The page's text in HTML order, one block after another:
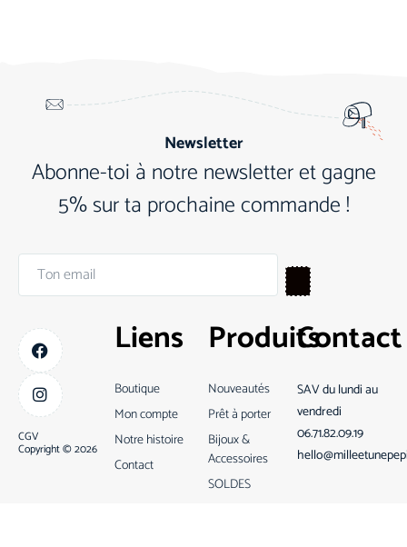
Newsletter
Abonne-toi à notre newsletter et gagne
5% sur ta prochaine commande !
CGV
Copyright © 2026
Liens
Boutique
Mon compte
Notre histoire
Contact
Produits
Nouveautés
Prêt à porter
Bijoux &
Accessoires
SOLDES
Contact
SAV du lundi au
vendredi
06.71.82.09.19